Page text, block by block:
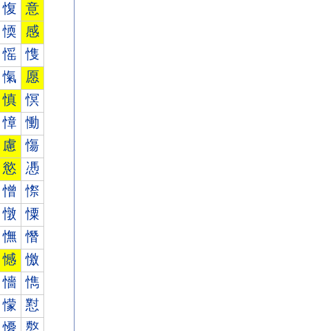
愎 意
愞 感
愮 愯
愾 愿
慎 慏
慞 慟
慮 慯
慾 慿
憎 憏
憞 憟
憮 憯
憾 憿
懎 懏
懞 懟
懮 懯